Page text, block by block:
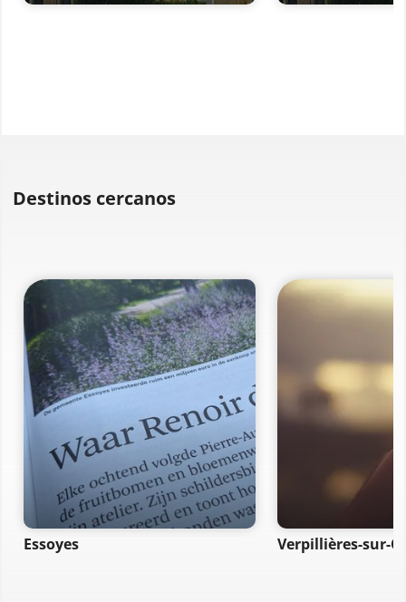
Destinos cercanos
Essoyes Verpillières-sur-